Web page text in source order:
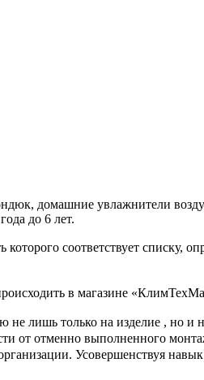
домашние увлажнители
до 6 лет.
соответствует списку,
в магазине
лишь только на изделие , но и
от отменно выполненного
Усовершенствуя